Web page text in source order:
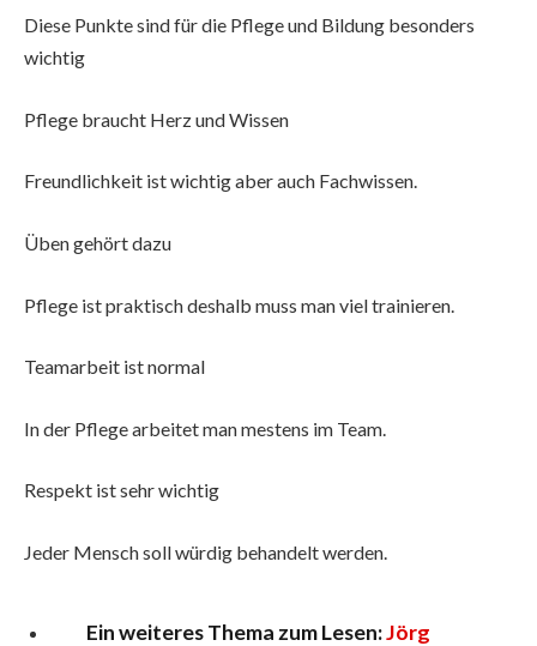
Diese Punkte sind für die Pflege und Bildung besonders
wichtig
Pflege braucht Herz und Wissen
Freundlichkeit ist wichtig aber auch Fachwissen.
Üben gehört dazu
Pflege ist praktisch deshalb muss man viel trainieren.
Teamarbeit ist normal
In der Pflege arbeitet man mestens im Team.
Respekt ist sehr wichtig
Jeder Mensch soll würdig behandelt werden.
Ein weiteres Thema zum Lesen:Jörg